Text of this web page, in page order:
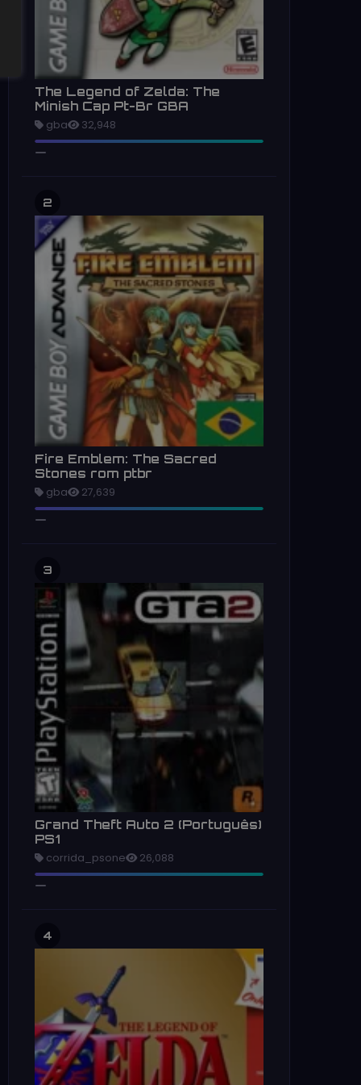
The Legend of Zelda: The
Minish Cap Pt-Br GBA
gba 32,948
2
Fire Emblem: The Sacred
Stones rom ptbr
gba 27,639
3
Grand Theft Auto 2 (Português)
PS1
corrida_psone 26,088
4